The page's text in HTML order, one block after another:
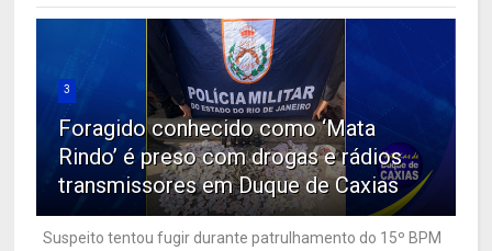
3
Foragido conhecido como ‘Mata
Rindo’ é preso com drogas e rádios
transmissores em Duque de Caxias
Suspeito tentou fugir durante patrulhamento do 15º BPM